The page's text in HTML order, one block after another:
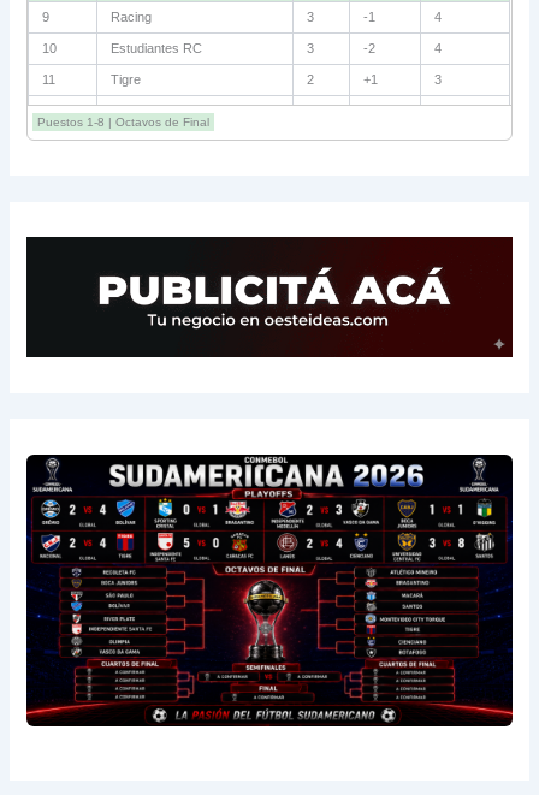
9 Racing 3 -1 4
10 Estudiantes RC 3 -2 4
11 Tigre 2 +1 3
12 Belgrano 2 0 3
13 Sarmiento 3 -1 3
Puestos 1-8 | Octavos de Final